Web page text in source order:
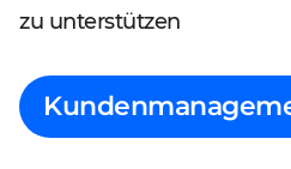
zu unterstützen